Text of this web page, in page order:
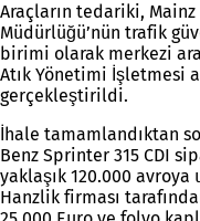
Araçların tedariki,
Müdürlüğü’nün trafik
birimi olarak merkezi
Atık Yönetimi İşletmesi
gerçekleştirildi.
İhale tamamlandıktan
Benz Sprinter 315 CDI
yaklaşık 120.000
Hanzlik firması